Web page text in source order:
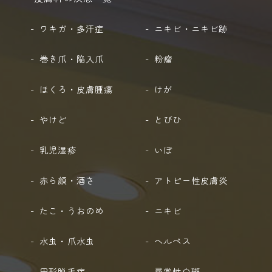
ワキガ・多汗症 ニキビ・ニキビ跡
巻き爪・陥入爪 粉瘤
ほくろ・皮膚腫瘍 けが
やけど とびひ
乳児湿疹 いぼ
赤ら顔・酒さ アトピー性皮膚炎
たこ・うおのめ ニキビ
水虫・爪水虫 ヘルペス